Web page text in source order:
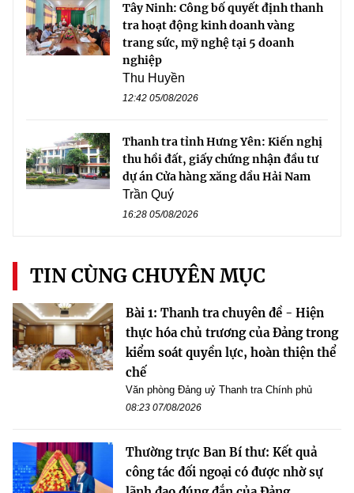
Tây Ninh: Công bố quyết định thanh
tra hoạt động kinh doanh vàng
trang sức, mỹ nghệ tại 5 doanh
nghiệp
Thu Huyền
12:42 05/08/2026
Thanh tra tỉnh Hưng Yên: Kiến nghị
thu hồi đất, giấy chứng nhận đầu tư
dự án Cửa hàng xăng dầu Hải Nam
Trần Quý
16:28 05/08/2026
TIN CÙNG CHUYÊN MỤC
Bài 1: Thanh tra chuyên đề - Hiện
thực hóa chủ trương của Đảng trong
kiểm soát quyền lực, hoàn thiện thể
chế
Văn phòng Đảng uỷ Thanh tra Chính phủ
08:23 07/08/2026
Thường trực Ban Bí thư: Kết quả
công tác đối ngoại có được nhờ sự